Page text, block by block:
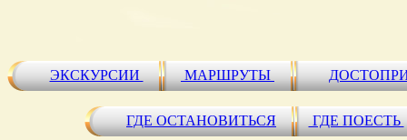
ЭКСКУРСИИ МАРШРУТЫ
ГДЕ ОСТАНОВИТЬСЯ ГДЕ ПОЕСТЬ